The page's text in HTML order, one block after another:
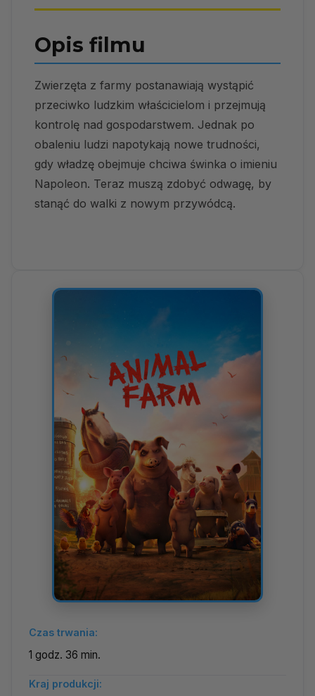
Opis filmu
Zwierzęta z farmy postanawiają wystąpić
przeciwko ludzkim właścicielom i przejmują
kontrolę nad gospodarstwem. Jednak po
obaleniu ludzi napotykają nowe trudności,
gdy władzę obejmuje chciwa świnka o imieniu
Napoleon. Teraz muszą zdobyć odwagę, by
stanąć do walki z nowym przywódcą.
Czas trwania:
1 godz. 36 min.
Kraj produkcji: